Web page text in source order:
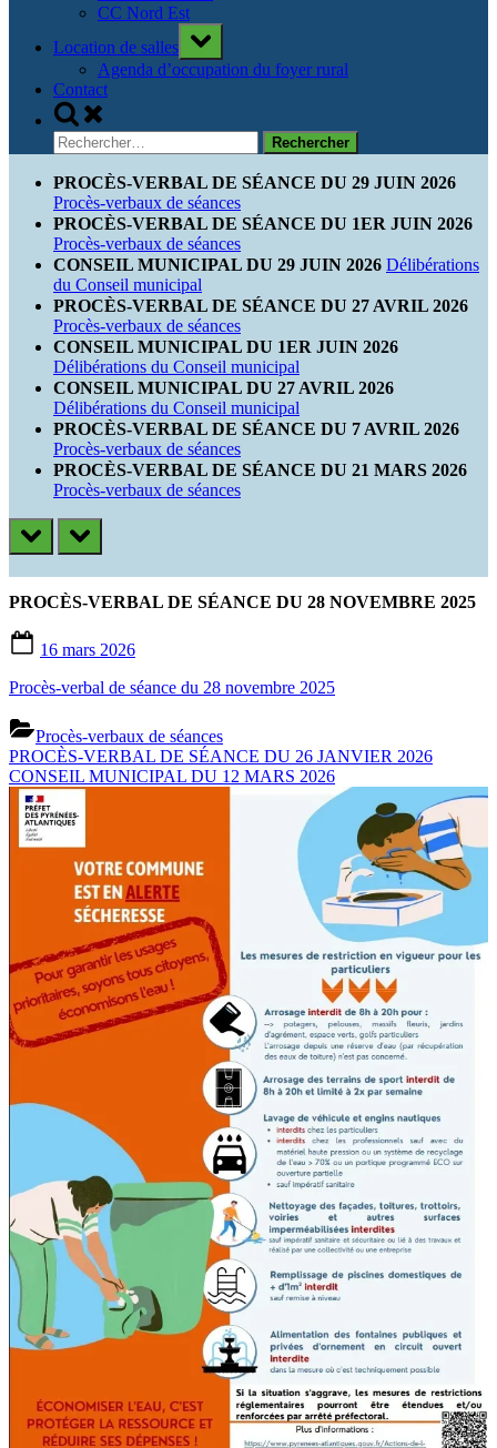
CC Nord Est
Location de salles
Toggle
sub-
menu
Agenda d’occupation du foyer rural
Contact
Toggle
search
form
Rechercher :
PROCÈS-VERBAL DE SÉANCE DU 29 JUIN 2026
Procès-verbaux de séances
PROCÈS-VERBAL DE SÉANCE DU 1ER JUIN 2026
Procès-verbaux de séances
CONSEIL MUNICIPAL DU 29 JUIN 2026 Délibérations
du Conseil municipal
PROCÈS-VERBAL DE SÉANCE DU 27 AVRIL 2026
Procès-verbaux de séances
CONSEIL MUNICIPAL DU 1ER JUIN 2026
Délibérations du Conseil municipal
CONSEIL MUNICIPAL DU 27 AVRIL 2026
Délibérations du Conseil municipal
PROCÈS-VERBAL DE SÉANCE DU 7 AVRIL 2026
Procès-verbaux de séances
PROCÈS-VERBAL DE SÉANCE DU 21 MARS 2026
Procès-verbaux de séances
prev next
PROCÈS-VERBAL DE SÉANCE DU 28 NOVEMBRE 2025
on
16 mars 2026
Procès-verbal de séance du 28 novembre 2025
Procès-verbaux de séances
Navigation
de
l’article
Previous
Post:
PROCÈS-VERBAL DE SÉANCE DU 26 JANVIER 2026
Next
Post:
CONSEIL MUNICIPAL DU 12 MARS 2026